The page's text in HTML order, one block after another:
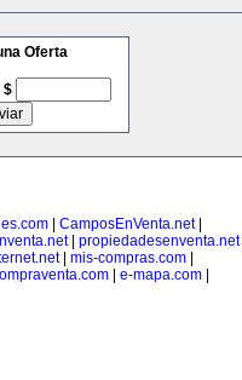
Oferta
$
CamposEnVenta.net
propiedadesenventa.net|
| mis-compras.com|
e-mapa.com